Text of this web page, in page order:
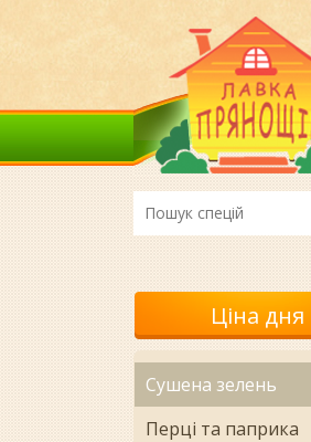
Ціна дня
Сушена зелень
Перці та паприка